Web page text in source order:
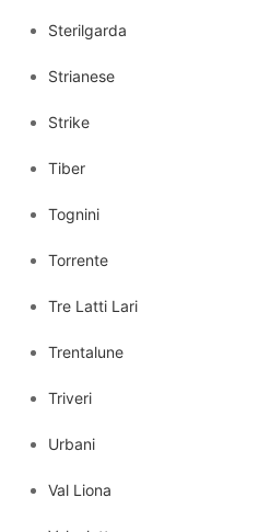
Sterilgarda
Strianese
Strike
Tiber
Tognini
Torrente
Tre Latti Lari
Trentalune
Triveri
Urbani
Val Liona